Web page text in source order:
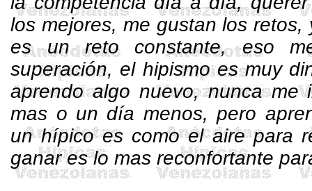
los mejores, me gustan los
es un reto constante, eso
superación, el hipismo es muy
aprendo algo nuevo, nunca
mas o un día menos, pero
un hípico es como el aire para
ganar es lo mas reconfortante